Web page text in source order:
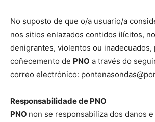
No suposto de que o/a usuario/a
nos sitios enlazados contidos ilícitos,
denigrantes, violentos ou inadecuados,
coñecemento de PNO a través do
correo electrónico:
Responsabilidade de PNO
PNO non se responsabiliza dos danos